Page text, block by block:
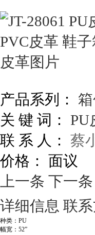
产品系列：
关 键 词： PU
联 系 人： 蔡
价格： 面议
上一条 下一条
详细信息 联
种类：PU
幅宽：52”